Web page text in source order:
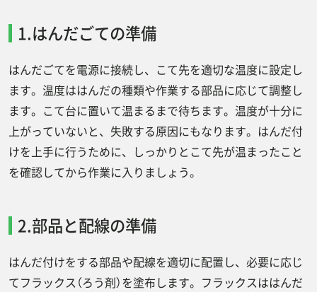
1.はんだごての準備
はんだごてを電源に接続し、こて先を適切な温度に設定し
ます。温度ははんだの種類や作業する部品に応じて調整し
ます。こて台に置いて温まるまで待ちます。温度が十分に
上がっていないと、失敗する原因にもなります。はんだ付
けを上手に行うために、しっかりとこて先が温まったこと
を確認してから作業に入りましょう。
2.部品と配線の準備
はんだ付けをする部品や配線を適切に配置し、必要に応じ
てフラックス（ろう剤）を塗布します。フラックスははんだ